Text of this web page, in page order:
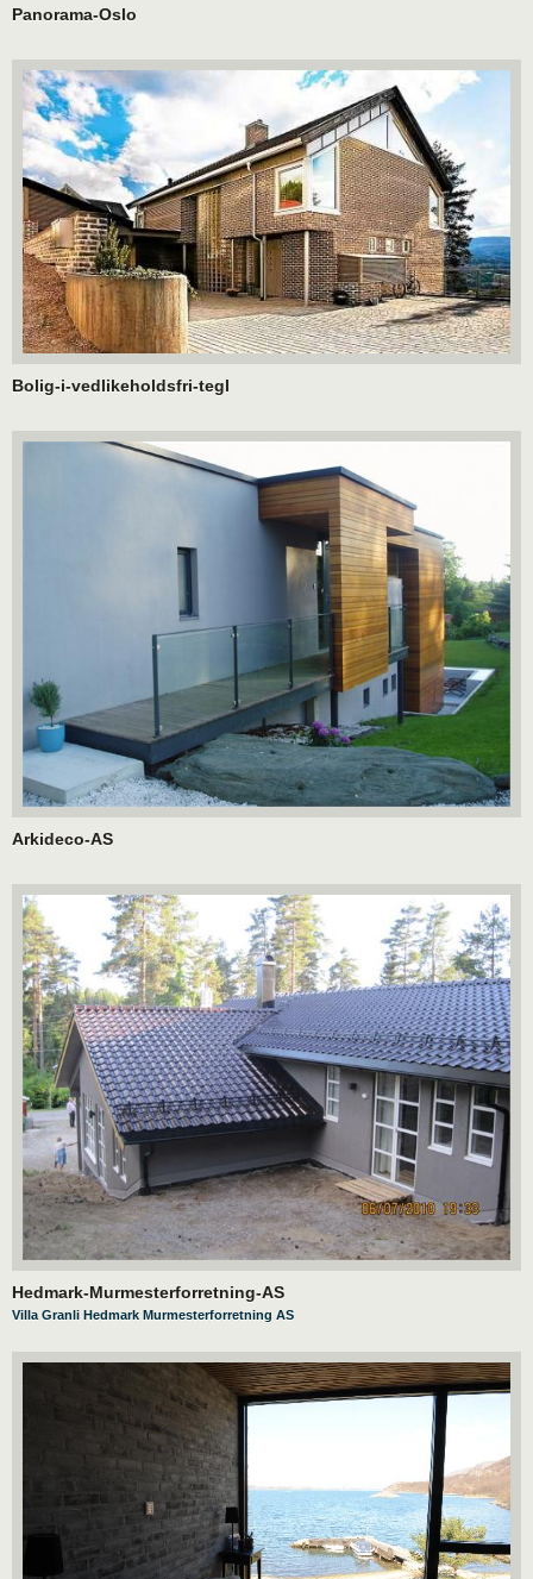
Panorama-Oslo
Bolig-i-vedlikeholdsfri-tegl
Arkideco-AS
Hedmark-Murmesterforretning-AS
Villa Granli Hedmark Murmesterforretning AS